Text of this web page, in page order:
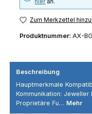
Zum Merkzettel
Produktnummer: AX-
Beschreibung
Hauptmerkmale
Kommunikation: Jeweller
Proprietäre Fu… Mehr